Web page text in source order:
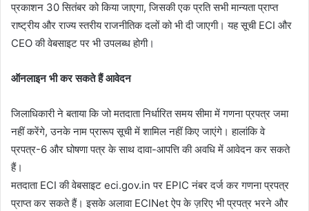
प्रकाशन 30 सितंबर को किया जाएगा, जिसकी एक प्रति सभी मान्यता प्राप्त
राष्ट्रीय और राज्य स्तरीय राजनीतिक दलों को भी दी जाएगी। यह सूची ECI और
CEO की वेबसाइट पर भी उपलब्ध होगी।
ऑनलाइन भी कर सकते हैं आवेदन
जिलाधिकारी ने बताया कि जो मतदाता निर्धारित समय सीमा में गणना प्रपत्र जमा
नहीं करेंगे, उनके नाम प्रारूप सूची में शामिल नहीं किए जाएंगे। हालांकि वे
प्रपत्र-6 और घोषणा पत्र के साथ दावा-आपत्ति की अवधि में आवेदन कर सकते
हैं।
मतदाता ECI की वेबसाइट eci.gov.in पर EPIC नंबर दर्ज कर गणना प्रपत्र
प्राप्त कर सकते हैं। इसके अलावा ECINet ऐप के ज़रिए भी प्रपत्र भरने और